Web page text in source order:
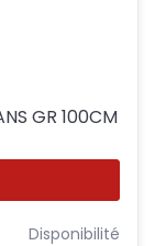
GR 100CM
Disponibilité